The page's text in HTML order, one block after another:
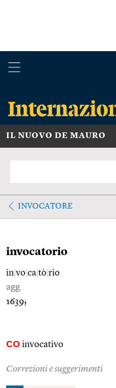
IL NUOVO DE MAURO
INVOCATORE
invocatorio
in vo ca tò rio
agg.
1639;
CO invocativo
Correzioni e suggerimenti